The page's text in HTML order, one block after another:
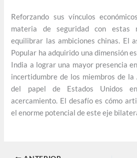
Reforzando sus vínculos
materia de seguridad con estas
equilibrar las ambiciones chinas. El
Popular ha adquirido una dimensión
India a lograr una mayor presencia
incertidumbre de los miembros de
del papel de Estados Unidos
acercamiento. El desafío es cómo
el enorme potencial de este eje